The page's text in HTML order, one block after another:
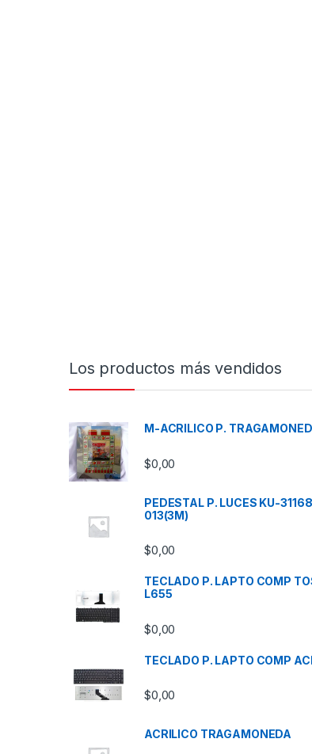
Los productos más vendidos
M-ACRILICO P.
$0,00
PEDESTAL P. LUCES KU-
013(3M)
$0,00
TECLADO P. LAPTO COMP
L655
$0,00
TECLADO P. LAPTO COMP
$0,00
ACRILICO TRAGAMONEDA